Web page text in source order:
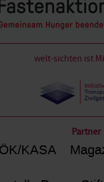
welt-sichten ist
Partner
KASA